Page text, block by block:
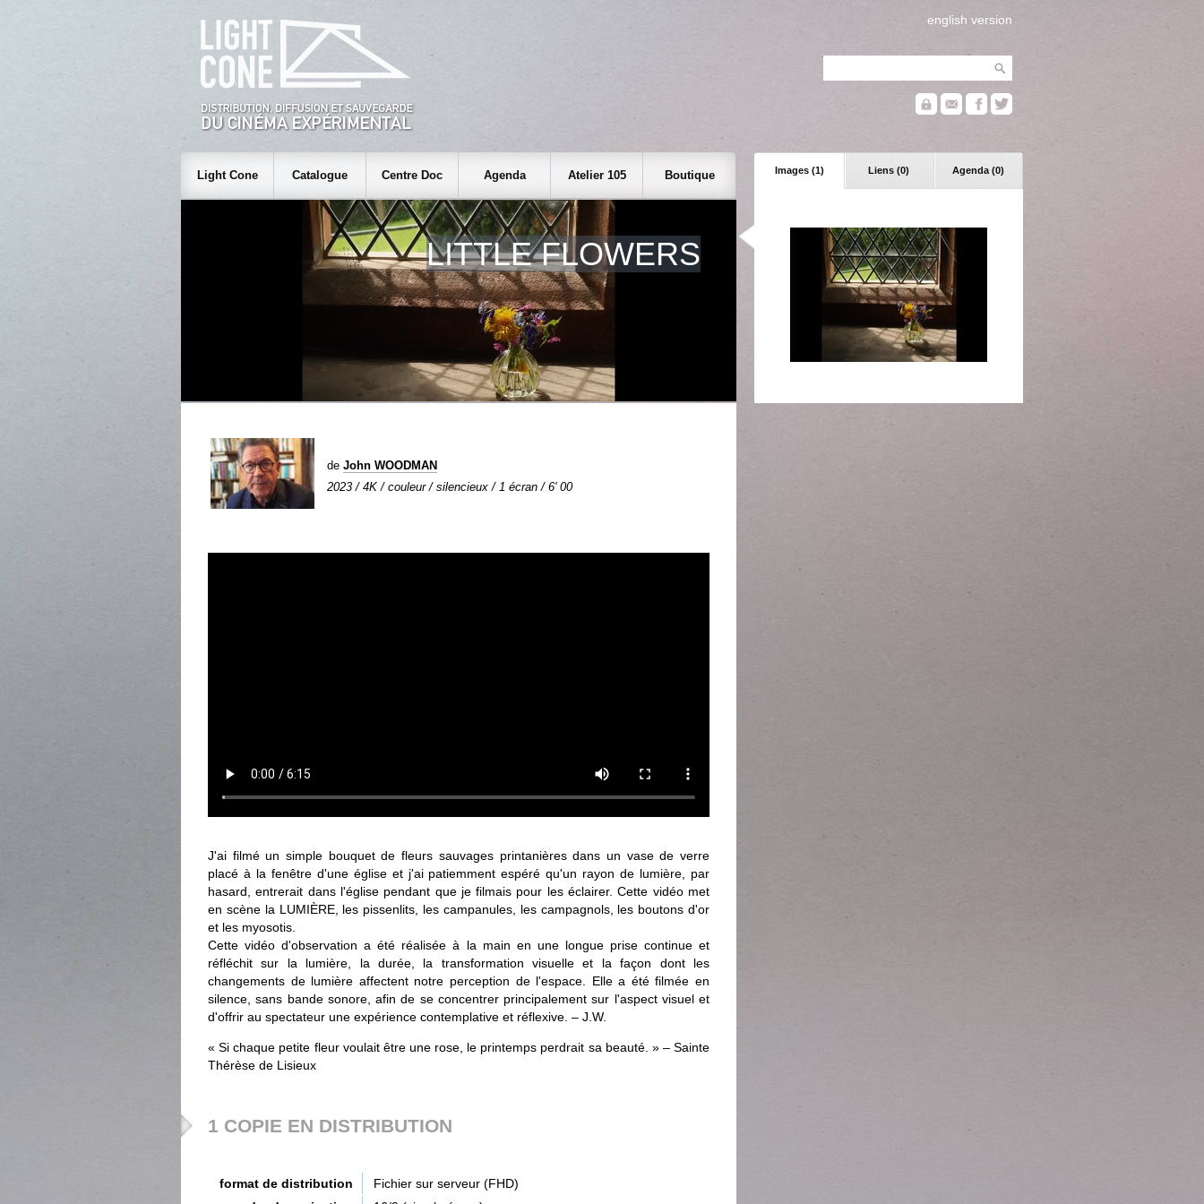
english version
Images (1) Liens (0) Agenda (0)
Light Cone Catalogue Centre Doc Agenda Atelier 105 Boutique
LITTLE FLOWERS
de John WOODMAN
2023 / 4K / couleur / silencieux / 1 écran / 6' 00
J'ai filmé un simple bouquet de fleurs sauvages printanières dans un vase de verre
placé à la fenêtre d'une église et j'ai patiemment espéré qu'un rayon de lumière, par
hasard, entrerait dans l'église pendant que je filmais pour les éclairer. Cette vidéo met
en scène la LUMIÈRE, les pissenlits, les campanules, les campagnols, les boutons d'or
et les myosotis.
Cette vidéo d'observation a été réalisée à la main en une longue prise continue et
réfléchit sur la lumière, la durée, la transformation visuelle et la façon dont les
changements de lumière affectent notre perception de l'espace. Elle a été filmée en
silence, sans bande sonore, afin de se concentrer principalement sur l'aspect visuel et
d'offrir au spectateur une expérience contemplative et réflexive. – J.W.
« Si chaque petite fleur voulait être une rose, le printemps perdrait sa beauté. » – Sainte
Thérèse de Lisieux
1 COPIE EN DISTRIBUTION
format de distribution
Fichier sur serveur (FHD)